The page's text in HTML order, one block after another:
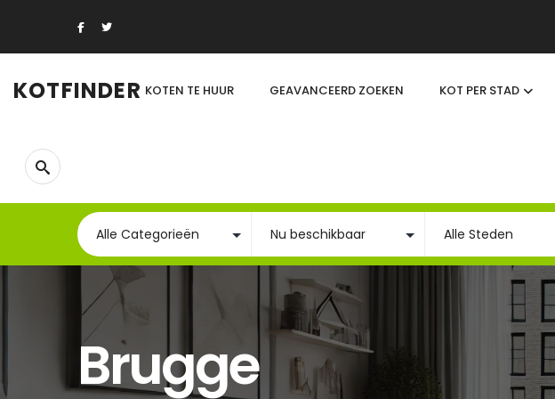
KOTFINDER KOTEN TE HUUR GEAVANCEERD ZOEKEN KOT PER STAD
Brugge